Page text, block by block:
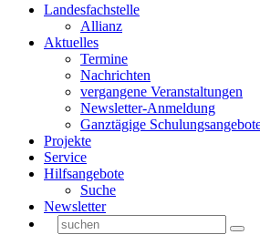
Landesfachstelle
Allianz
Aktuelles
Termine
Nachrichten
vergangene Veranstaltungen
Newsletter-Anmeldung
Ganztägige
Projekte
Service
Hilfsangebote
Suche
Newsletter